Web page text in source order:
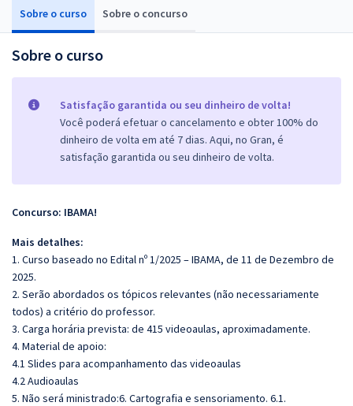
Sobre o curso Sobre o concurso
Sobre o curso
Satisfação garantida ou seu dinheiro de volta!
Você poderá efetuar o cancelamento e obter 100% do
dinheiro de volta em até 7 dias. Aqui, no Gran, é
satisfação garantida ou seu dinheiro de volta.
Concurso: IBAMA!
Mais detalhes:
1. Curso baseado no Edital nº 1/2025 – IBAMA, de 11 de Dezembro de
2025.
2. Serão abordados os tópicos relevantes (não necessariamente
todos) a critério do professor.
3. Carga horária prevista: de 415 videoaulas, aproximadamente.
4. Material de apoio:
4.1 Slides para acompanhamento das videoaulas
4.2 Audioaulas
5. Não será ministrado:6. Cartografia e sensoriamento. 6.1.